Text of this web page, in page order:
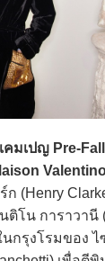
คมเปญ Pre-
ก (Henry
โน การาวานี
กรุงโรมของ